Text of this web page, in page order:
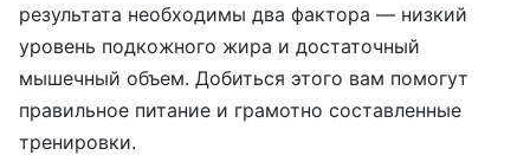
результата необходимы два фактора — низкий
уровень подкожного жира и достаточный
мышечный объем. Добиться этого вам помогут
правильное питание и грамотно составленные
тренировки.